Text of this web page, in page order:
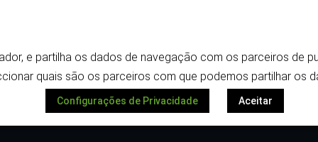
Despoletar
e partilha os dados de navegação com os parceiros de
quais são os parceiros com que podemos partilhar os
Configurações de Privacidade Aceitar